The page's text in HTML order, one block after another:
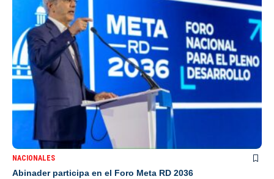
NACIONALES
Abinader participa en el Foro Meta RD 2036